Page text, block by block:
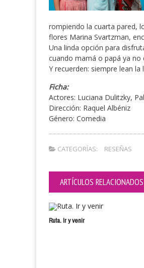
rompiendo la cuarta pared,
flores Marina Svartzman,
Una linda opción para
cuando mamá o papá ya no
Y recuerden: siempre lean
Ficha:
Actores: Luciana Dulitzky,
Dirección: Raquel Albéniz
Género: Comedia
CATEGORÍAS: RESEÑAS
ARTÍCULOS RELACIONADOS
Ruta. Ir y venir